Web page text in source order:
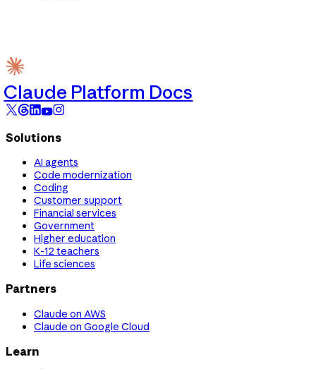
Claude Platform Docs
Solutions
AI agents
Code modernization
Coding
Customer support
Financial services
Government
Higher education
K-12 teachers
Life sciences
Partners
Claude on AWS
Claude on Google Cloud
Learn